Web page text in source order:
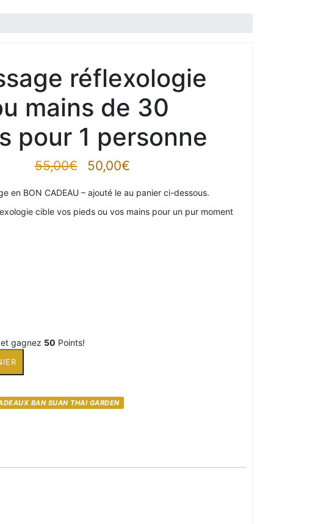
réflexologie
mains de 30
pour 1 personne
55,00€
Le
initial
était :
50,00€Le
actuel
est :
en BON CADEAU – ajouté le au panier ci-dessous.
cible vos pieds ou vos mains pour un pur moment
gagnez 50 Points!
BAN SUAN THAI GARDEN